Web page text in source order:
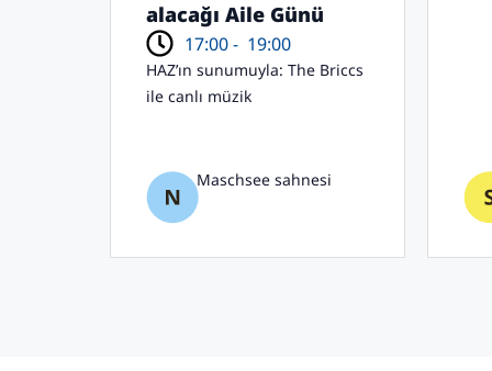
alacağı Aile Günü
17:00 - 19:00
HAZ’ın sunumuyla: The Briccs
ile canlı müzik
Maschsee sahnesi